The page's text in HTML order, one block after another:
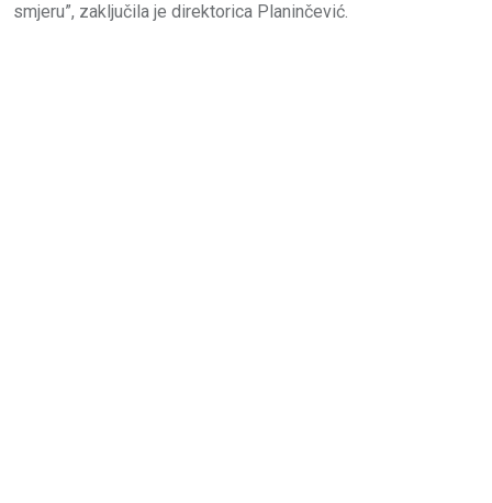
smjeru”, zaključila je direktorica Planinčević.